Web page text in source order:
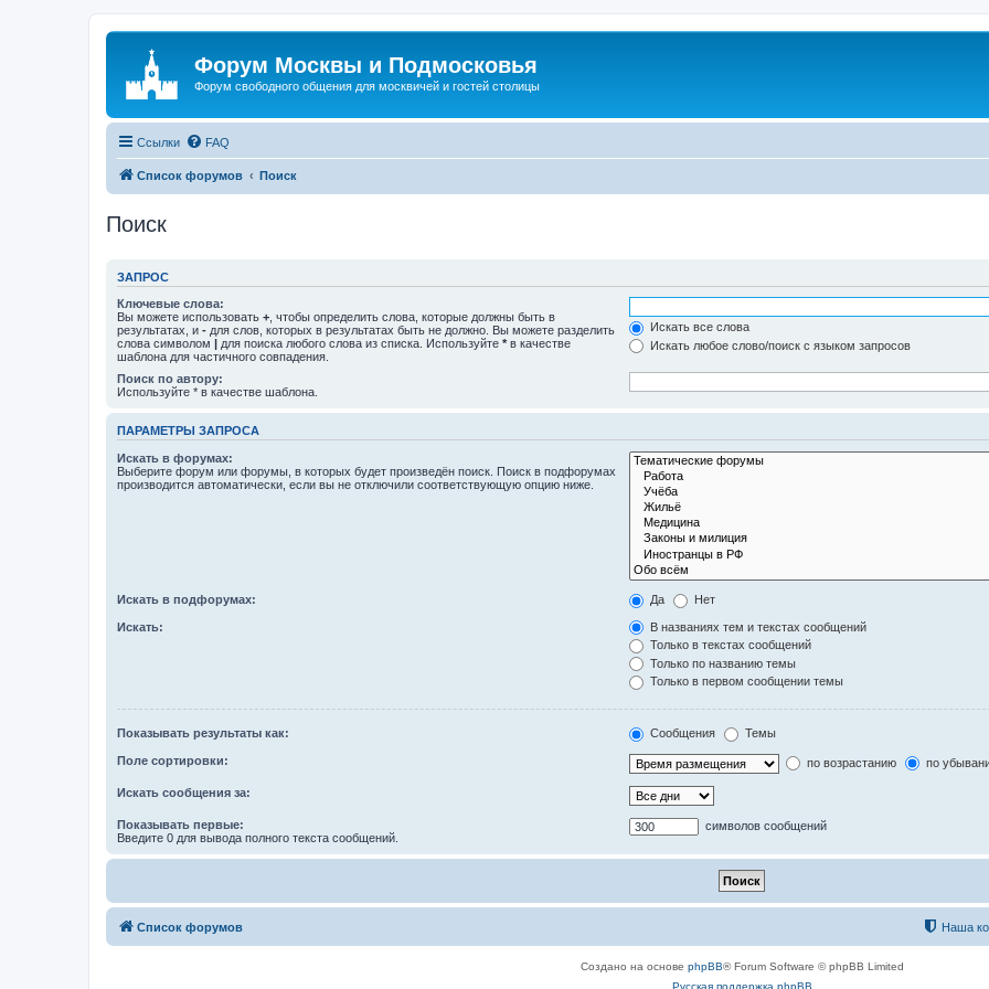
Форум Москвы и Подмосковья
Форум свободного общения для москвичей и гостей столицы
Ссылки FAQ
Список форумов Поиск
Поиск
ЗАПРОС
Ключевые слова:
Вы можете использовать + , чтобы определить слова, которые должны быть в
результатах, и - для слов, которых в результатах быть не должно. Вы можете разделить
слова символом | для поиска любого слова из списка. Используйте * в качестве
шаблона для частичного совпадения.
Искать все слова
Искать любое слово/поиск с языком запросов
Поиск по автору:
Используйте * в качестве шаблона.
ПАРАМЕТРЫ ЗАПРОСА
Искать в форумах:
Выберите форум или форумы, в которых будет произведён поиск. Поиск в подфорумах
производится автоматически, если вы не отключили соответствующую опцию ниже.
Искать в подфорумах: Да Нет
Искать:
В названиях тем и текстах сообщений
Только в текстах сообщений
Только по названию темы
Только в первом сообщении темы
Показывать результаты как: Сообщения Темы
Поле сортировки: по возрастанию по
Искать сообщения за:
Показывать первые:
Введите 0 для вывода полного текста сообщений.
символов сообщений
Список форумов Наша
Создано на основе phpBB® Forum Software © phpBB Limited
Русская поддержка phpBB